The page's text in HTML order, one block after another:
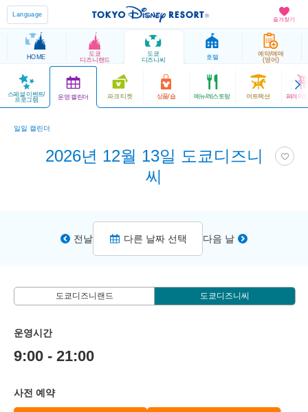
즐겨찾기
Language
HOME
도쿄
디즈니랜드
도쿄
디즈니씨
호텔
예약/예매
(영어)
스페셜 이벤트/
프로그램 운영 캘린더 파크 티켓 상품/숍 메뉴/레스토랑 어트랙션 퍼레이
일일 캘린더
2026년 12월 13일 도쿄디즈니
씨
전날 다른 날짜 선택 다음 날
도쿄디즈니랜드 도쿄디즈니씨
운영시간
9:00 - 21:00
사전 예약